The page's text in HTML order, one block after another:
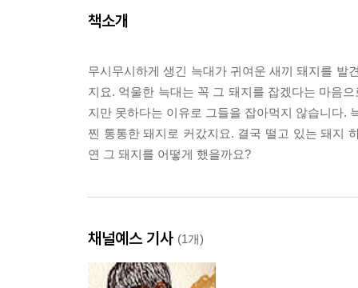
책소개
무시무시하게 생긴 늑대가 귀여운 새끼 돼지를 발
지요. 억울한 늑대는 꼭 그 돼지를 잡겠다는 마음
지만 못하다는 이유로 그들을 잡아먹지 않습니다.
찐 통통한 돼지로 커갔지요. 결국 떨고 있는 돼지
연 그 돼지를 어떻게 했을까요?
채널예스 기사 (1개)